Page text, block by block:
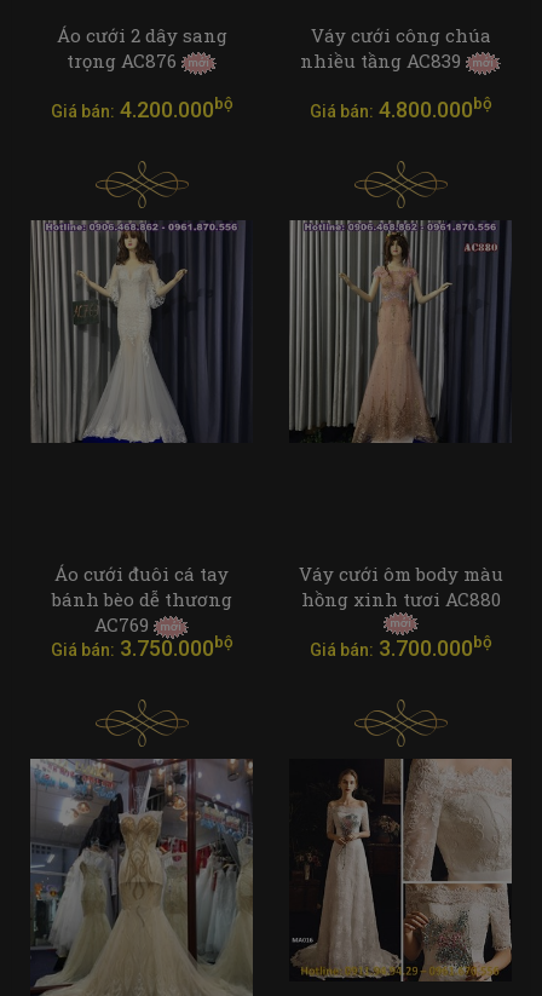
Áo cưới 2 dây sang
trọng AC876
Giá bán: 4.200.000bộ
Váy cưới công chúa
nhiều tầng AC839
Giá bán: 4.800.000bộ
Áo cưới đuôi cá tay
bánh bèo dễ thương
AC769
Giá bán: 3.750.000bộ
Váy cưới ôm body màu
hồng xinh tươi AC880
Giá bán: 3.700.000bộ